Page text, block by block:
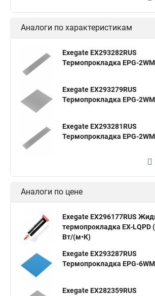
Аналоги по характеристикам
Exegate EX293282RUS
Термопрокладка EPG-
Exegate EX293279RUS
Термопрокладка EPG-
Exegate EX293281RUS
Термопрокладка EPG-
Аналоги по цене
Exegate EX296177RUS
термопрокладка EX-LQPD
Вт/(м•К)
Exegate EX293287RUS
Термопрокладка EPG-
Exegate EX282359RUS